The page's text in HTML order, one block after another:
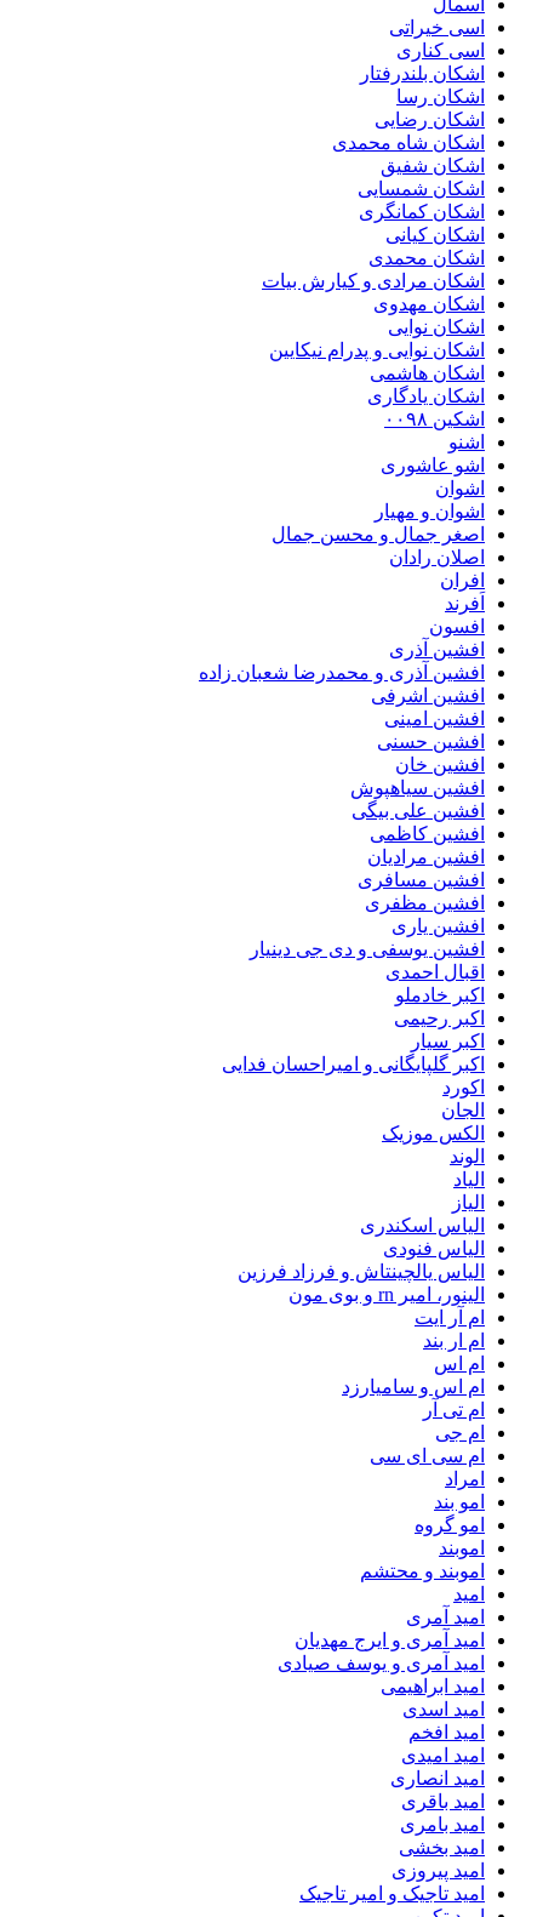
اسی خیراتی
اسی کناری
اشکان بلندرفتار
اشکان رسا
اشکان رضایی
اشکان شاه محمدی
اشکان شفیق
اشکان شمسایی
اشکان‌ کمانگری
اشکان کیانی
اشکان محمدی
اشکان مرادی و کیارش بیات
اشکان مهدوی
اشکان نوایی
اشکان نوایی و پدرام نیکایین
اشکان هاشمی
اشکان یادگاری
اشکین ۰۰۹۸
اشنو
اشو عاشوری
اشوان
اشوان و مهیار
اصغر جمال و محسن جمال
اصلان رادان
افران
اَفرند
افسون
افشین آذری
افشین آذری و محمدرضا شعبان زاده
افشین اشرفی
افشین امینی
افشین حسنی
افشین خان
افشین سیاهپوش
افشین علی بیگی
افشین کاظمی
افشین مرادیان
افشین مسافری
افشین مظفری
افشین یاری
افشین یوسفی و دی جی دینیار
اقبال احمدی
اکبر خادملو
اکبر رحیمی
اکبر سیار
اکبر گلپایگانی و امیراحسان فدایی
اکورد
الجان
الکس موزیک
الوند
الیاد
الیاز
الیاس اسکندری
الیاس فنودی
الیاس یالچینتاش و فرزاد فرزین
الینور، امیر rn و بوی مون
ام آر ایت
ام‌ ار بند
ام اس
ام اس و سامیارزد
ام تی آر
ام جی
ام سی ای سی
امراد
امو بند
امو گروه
اموبند
اموبند و محتشم
امید
امید آمری
امید آمری و ایرج مهدیان
امید آمری و یوسف صیادی
امید ابراهیمی
امید اسدی
امید افخم
امید امیدی
امید انصاری
امید باقری
امید بامری
امید بخشی
امید پیروزی
امید تاجیک و امیر تاجیک